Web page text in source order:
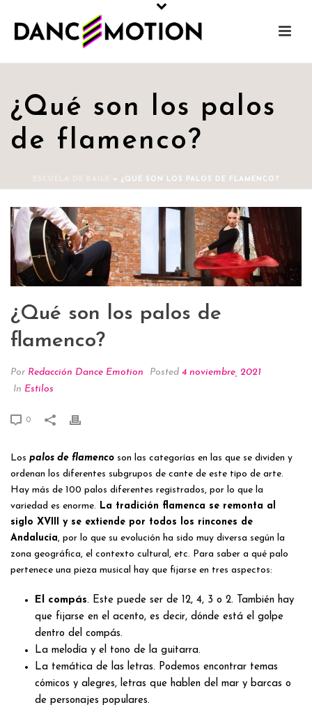
¿Qué son los palos
de flamenco?
» ¿QUÉ SON LOS PALOS DE FLAMENCO?
¿Qué son los palos de
flamenco?
Por Redacción Dance Emotion Posted 4 noviembre, 2021
In Estilos
0
Los palos de flamenco son las categorías en las que se dividen y
ordenan los diferentes subgrupos de cante de este tipo de arte.
Hay más de 100 palos diferentes registrados, por lo que la
variedad es enorme. La tradición flamenca se remonta al
siglo XVIII y se extiende por todos los rincones de
Andalucía, por lo que su evolución ha sido muy diversa según la
zona geográfica, el contexto cultural, etc. Para saber a qué palo
pertenece una pieza musical hay que fijarse en tres aspectos:
El compás. Este puede ser de 12, 4, 3 o 2. También hay
que fijarse en el acento, es decir, dónde está el golpe
dentro del compás.
La melodía y el tono de la guitarra.
La temática de las letras. Podemos encontrar temas
cómicos y alegres, letras que hablen del mar y barcas o
de personajes populares.